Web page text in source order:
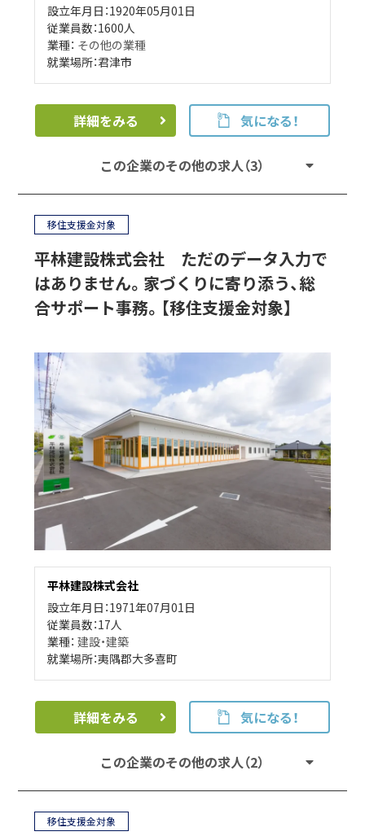
設立年月日：1920年05月01日
従業員数：1600人
業種： その他の業種
就業場所：君津市
詳細をみる 気になる！
この企業のその他の求人（3）
移住支援金対象
平林建設株式会社 ただのデータ入力で
はありません。家づくりに寄り添う、総
合サポート事務。【移住支援金対象】
平林建設株式会社
設立年月日：1971年07月01日
従業員数：17人
業種：建設・建築
就業場所：夷隅郡大多喜町
詳細をみる 気になる！
この企業のその他の求人（2）
移住支援金対象